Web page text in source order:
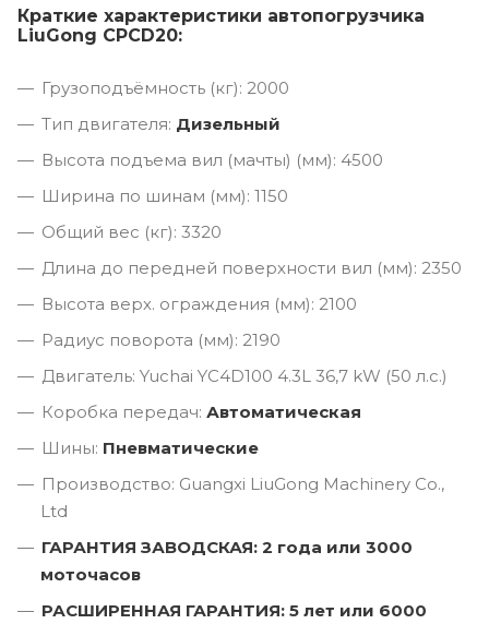
Краткие характеристики автопогрузчика
LiuGong CPCD20:
Грузоподъёмность (кг): 2000
Тип двигателя: Дизельный
Высота подъема вил (мачты) (мм): 4500
Ширина по шинам (мм): 1150
Общий вес (кг): 3320
Длина до передней поверхности вил (мм): 2350
Высота верх. ограждения (мм): 2100
Радиус поворота (мм): 2190
Двигатель: Yuchai YC4D100 4.3L 36,7 kW (50 л.с.)
Коробка передач: Автоматическая
Шины: Пневматические
Производство: Guangxi LiuGong Machinery Co.,
Ltd
ГАРАНТИЯ ЗАВОДСКАЯ: 2 года или 3000
моточасов
РАСШИРЕННАЯ ГАРАНТИЯ: 5 лет или 6000